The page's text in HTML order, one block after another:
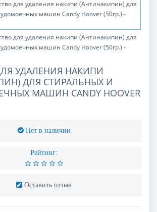
УДАЛЕНИЯ НАКИПИ
ДЛЯ СТИРАЛЬНЫХ И
МАШИН CANDY HOOVER
Нет в наличии
Рейтинг:
Оставить отзыв